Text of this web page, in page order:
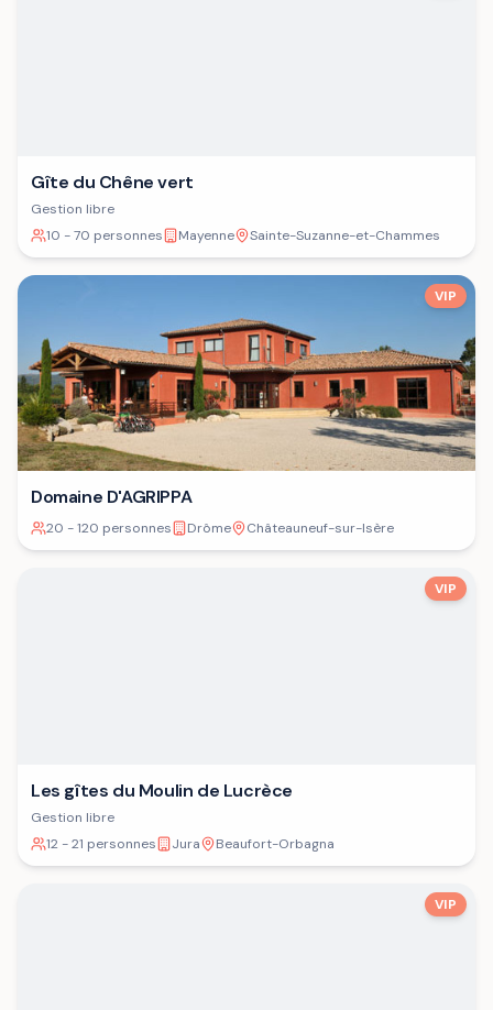
Gîte du Chêne vert
Gestion libre
10 - 70 personnes
Mayenne Sainte-Suzanne-et-Chammes
VIP
Domaine D'AGRIPPA
20 - 120 personnes Drôme Châteauneuf-sur-Isère
VIP
Les gîtes du Moulin de Lucrèce
Gestion libre
12 - 21 personnes
Jura Beaufort-Orbagna
VIP